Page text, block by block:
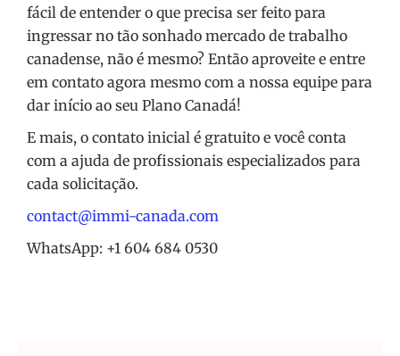
fácil de entender o que precisa ser feito para
ingressar no tão sonhado mercado de trabalho
canadense, não é mesmo? Então aproveite e entre
em contato agora mesmo com a nossa equipe para
dar início ao seu Plano Canadá!
E mais, o contato inicial é gratuito e você conta
com a ajuda de profissionais especializados para
cada solicitação.
contact@immi-canada.com
WhatsApp: +1 604 684 0530